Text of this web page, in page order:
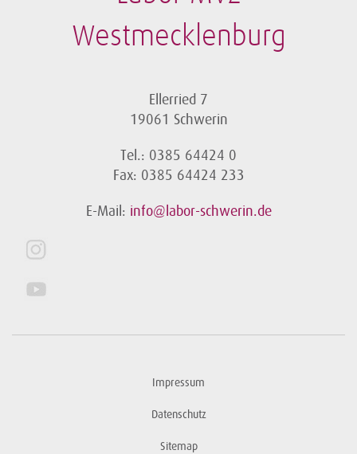
Westmecklenburg
Ellerried 7
19061 Schwerin
Tel.: 0385 64424 0
Fax: 0385 64424 233
E-Mail: info@labor-schwerin.de
Impressum
Datenschutz
Sitemap